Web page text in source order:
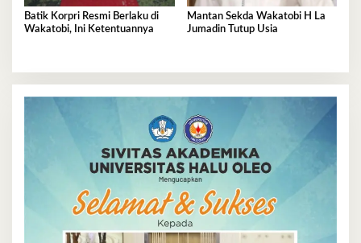
Batik Korpri Resmi Berlaku di
Wakatobi, Ini Ketentuannya
Mantan Sekda Wakatobi H La
Jumadin Tutup Usia